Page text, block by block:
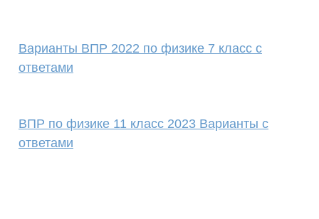
Варианты ВПР 2022 по физике 7 класс с
ответами
ВПР по физике 11 класс 2023 Варианты с
ответами